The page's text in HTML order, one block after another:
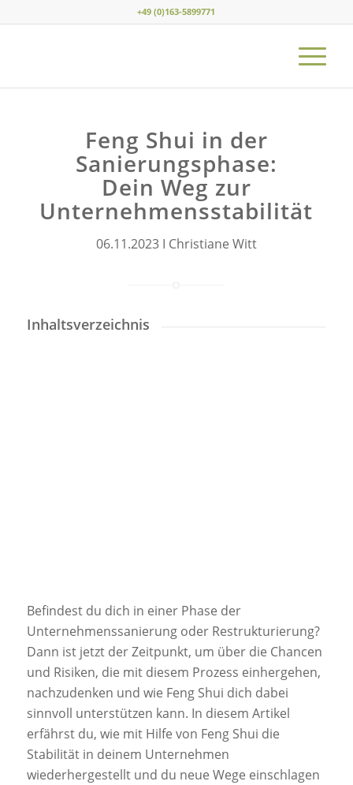
+49 (0)163-5899771
Feng Shui in der
Sanierungsphase:
Dein Weg zur
Unternehmensstabilität
06.11.2023 I Christiane Witt
Inhaltsverzeichnis
Befindest du dich in einer Phase der
Unternehmenssanierung oder Restrukturierung?
Dann ist jetzt der Zeitpunkt, um über die Chancen
und Risiken, die mit diesem Prozess einhergehen,
nachzudenken und wie Feng Shui dich dabei
sinnvoll unterstützen kann. In diesem Artikel
erfährst du, wie mit Hilfe von Feng Shui die
Stabilität in deinem Unternehmen
wiederhergestellt und du neue Wege einschlagen